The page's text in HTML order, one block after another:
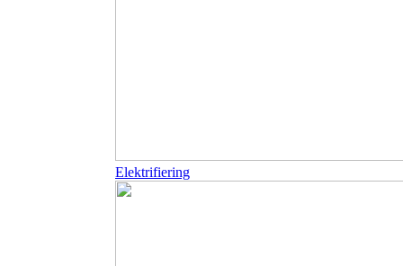
Elektrifiering